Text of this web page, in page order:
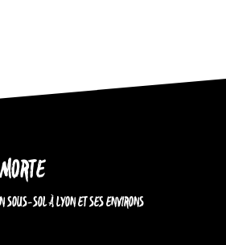
SOUS-SOL À LYON ET SES ENVIRONS